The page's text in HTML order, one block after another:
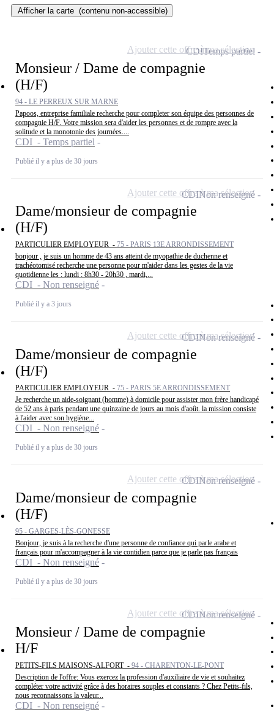
Afficher la carte (contenu non-accessible)
Monsieur / Dame de compagnie
(H/F)
94 - LE PERREUX SUR MARNE
Papoos, entreprise familiale recherche pour completer son équipe des personnes de
compagnie H/F. Votre mission sera d'aider les personnes et de rompre avec la
solitude et la monotonie des journées....
CDI - Temps partiel
Publié il y a plus de 30 jours
CDITemps partiel
Ajouter cette offre à ma sélection
Dame/monsieur de compagnie
(H/F)
PARTICULIER EMPLOYEUR - 75 - PARIS 13E ARRONDISSEMENT
bonjour , je suis un homme de 43 ans atteint de myopathie de duchenne et
trachéotomisé recherche une personne pour m'aider dans les gestes de la vie
quotidienne les : lundi : 8h30 - 20h30 , mardi,...
CDI - Non renseigné
Publié il y a 3 jours
CDINon renseigné
Ajouter cette offre à ma sélection
Dame/monsieur de compagnie
(H/F)
PARTICULIER EMPLOYEUR - 75 - PARIS 5E ARRONDISSEMENT
Je recherche un aide-soignant (homme) à domicile pour assister mon frère handicapé
de 52 ans à paris pendant une quinzaine de jours au mois d'août. la mission consiste
à l'aider avec son hygiène...
CDI - Non renseigné
Publié il y a plus de 30 jours
CDINon renseigné
Ajouter cette offre à ma sélection
Dame/monsieur de compagnie
(H/F)
95 - GARGES-LÈS-GONESSE
Bonjour, je suis à la recherche d'une personne de confiance qui parle arabe et
français pour m'accompagner à la vie contidien parce que je parle pas français
CDI - Non renseigné
Publié il y a plus de 30 jours
CDINon renseigné
Ajouter cette offre à ma sélection
Monsieur / Dame de compagnie
H/F
PETITS-FILS MAISONS-ALFORT - 94 - CHARENTON-LE-PONT
Description de l'offre: Vous exercez la profession d'auxiliaire de vie et souhaitez
compléter votre activité grâce à des horaires souples et constants ? Chez Petits-fils,
nous reconnaissons la valeur...
CDI - Non renseigné
CDINon renseigné
Ajouter cette offre à ma sélection